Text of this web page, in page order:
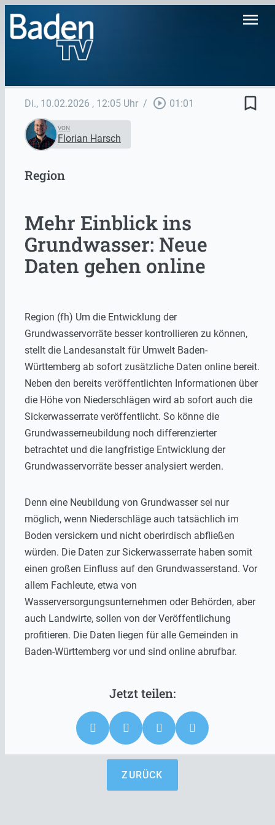
menu
Di., 10.02.2026 , 12:05 Uhr / play_circle_outline 01:01 bookmark_border
VON
Florian Harsch
Region
Mehr Einblick ins
Grundwasser: Neue
Daten gehen online
Region (fh) Um die Entwicklung der
Grundwasservorräte besser kontrollieren zu können,
stellt die Landesanstalt für Umwelt Baden-
Württemberg ab sofort zusätzliche Daten online bereit.
Neben den bereits veröffentlichten Informationen über
die Höhe von Niederschlägen wird ab sofort auch die
Sickerwasserrate veröffentlicht. So könne die
Grundwasserneubildung noch differenzierter
betrachtet und die langfristige Entwicklung der
Grundwasservorräte besser analysiert werden.
Denn eine Neubildung von Grundwasser sei nur
möglich, wenn Niederschläge auch tatsächlich im
Boden versickern und nicht oberirdisch abfließen
würden. Die Daten zur Sickerwasserrate haben somit
einen großen Einfluss auf den Grundwasserstand. Vor
allem Fachleute, etwa von
Wasserversorgungsunternehmen oder Behörden, aber
auch Landwirte, sollen von der Veröffentlichung
profitieren. Die Daten liegen für alle Gemeinden in
Baden-Württemberg vor und sind online abrufbar.
ZURÜCK